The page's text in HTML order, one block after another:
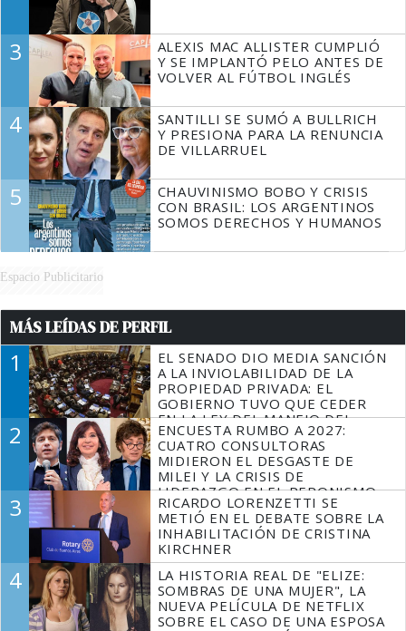
3
ALEXIS MAC ALLISTER CUMPLIÓ
Y SE IMPLANTÓ PELO ANTES DE
VOLVER AL FÚTBOL INGLÉS
4
SANTILLI SE SUMÓ A BULLRICH
Y PRESIONA PARA LA RENUNCIA
DE VILLARRUEL
5
CHAUVINISMO BOBO Y CRISIS
CON BRASIL: LOS ARGENTINOS
SOMOS DERECHOS Y HUMANOS
Espacio Publicitario
MÁS LEÍDAS DE PERFIL
1
EL SENADO DIO MEDIA SANCIÓN
A LA INVIOLABILIDAD DE LA
PROPIEDAD PRIVADA: EL
GOBIERNO TUVO QUE CEDER
EN LA LEY DEL MANEJO DEL
FUEGO
2
ENCUESTA RUMBO A 2027:
CUATRO CONSULTORAS
MIDIERON EL DESGASTE DE
MILEI Y LA CRISIS DE
LIDERAZGO EN EL PERONISMO
3
RICARDO LORENZETTI SE
METIÓ EN EL DEBATE SOBRE LA
INHABILITACIÓN DE CRISTINA
KIRCHNER
4
LA HISTORIA REAL DE "ELIZE:
SOMBRAS DE UNA MUJER", LA
NUEVA PELÍCULA DE NETFLIX
SOBRE EL CASO DE UNA ESPOSA